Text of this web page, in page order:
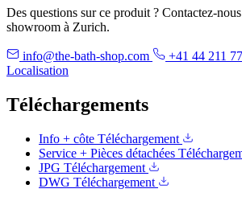
Des questions sur ce produit ? Contactez-
showroom à Zurich.
info@the-bath-shop.com +41 44 211
Localisation
Téléchargements
Info + côte Téléchargement
Service + Pièces détachées
JPG Téléchargement
DWG Téléchargement